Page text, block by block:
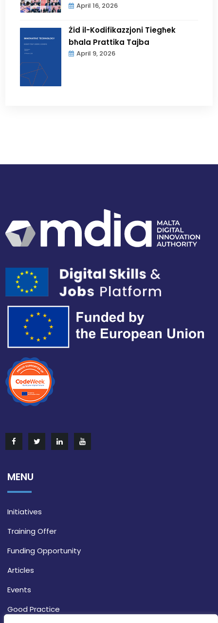
April 16, 2026
Żid il-Kodifikazzjoni Tiegħek
bħala Prattika Tajba
April 9, 2026
MENU
Initiatives
Training Offer
Funding Opportunity
Articles
Events
Good Practice